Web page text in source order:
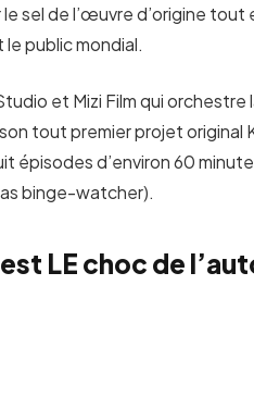
sel de l’œuvre d’origine
public mondial.
et Mizi Film qui orchestre
tout premier projet original
épisodes d’environ 60
binge-watcher).
LE choc de